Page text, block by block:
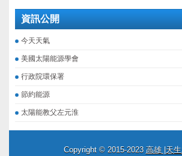
資訊公開
今天天氣
美國太陽能源學會
行政院環保署
節約能源
太陽能教父左元淮
Copyright © 2015-2023 高雄 |天